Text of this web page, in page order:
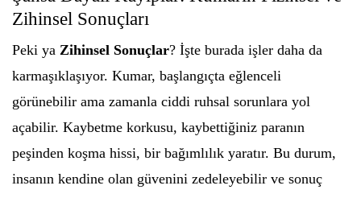
Zihinsel Sonuçları
Peki ya Zihinsel Sonuçlar? İşte burada işler daha da
karmaşıklaşıyor. Kumar, başlangıçta eğlenceli
görünebilir ama zamanla ciddi ruhsal sorunlara yol
açabilir. Kaybetme korkusu, kaybettiğiniz paranın
peşinden koşma hissi, bir bağımlılık yaratır. Bu durum,
insanın kendine olan güvenini zedeleyebilir ve sonuç